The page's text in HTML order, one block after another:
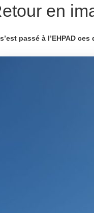
en
passé à l’EHPAD